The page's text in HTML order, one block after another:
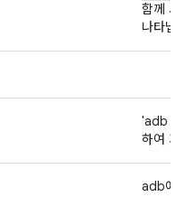
함께 사
나타냅
'adb
하여 기
adb에